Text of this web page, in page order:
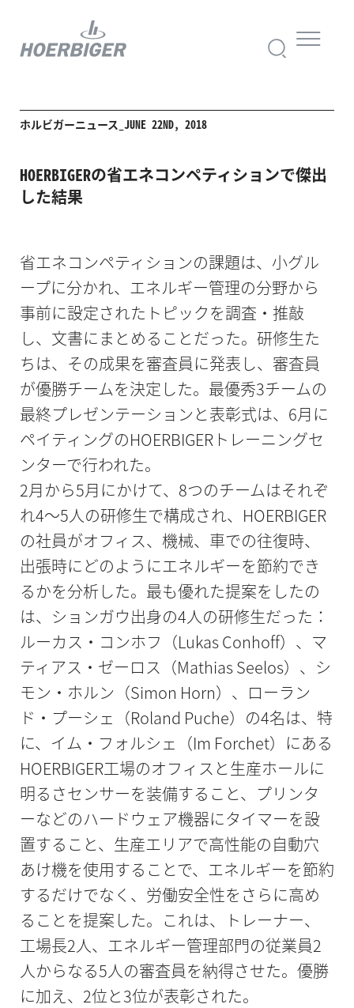
ホルビガーニュース_JUNE 22ND, 2018
HOERBIGERの省エネコンペティションで傑出
した結果
省エネコンペティションの課題は、小グル
ープに分かれ、エネルギー管理の分野から
事前に設定されたトピックを調査・推敲
し、文書にまとめることだった。研修生た
ちは、その成果を審査員に発表し、審査員
が優勝チームを決定した。最優秀3チームの
最終プレゼンテーションと表彰式は、6月に
ペイティングのHOERBIGERトレーニングセ
ンターで行われた。
2月から5月にかけて、8つのチームはそれぞ
れ4～5人の研修生で構成され、HOERBIGER
の社員がオフィス、機械、車での往復時、
出張時にどのようにエネルギーを節約でき
るかを分析した。最も優れた提案をしたの
は、ションガウ出身の4人の研修生だった：
ルーカス・コンホフ（Lukas Conhoff）、マ
ティアス・ゼーロス（Mathias Seelos）、シ
モン・ホルン（Simon Horn）、ローラン
ド・プーシェ（Roland Puche）の4名は、特
に、イム・フォルシェ（Im Forchet）にある
HOERBIGER工場のオフィスと生産ホールに
明るさセンサーを装備すること、プリンタ
ーなどのハードウェア機器にタイマーを設
置すること、生産エリアで高性能の自動穴
あけ機を使用することで、エネルギーを節約
するだけでなく、労働安全性をさらに高め
ることを提案した。これは、トレーナー、
工場長2人、エネルギー管理部門の従業員2
人からなる5人の審査員を納得させた。優勝
に加え、2位と3位が表彰された。